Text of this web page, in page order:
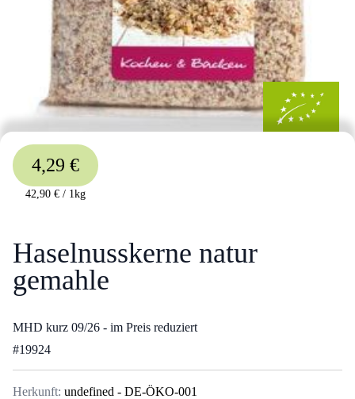
Haselnusskerne natur
gemahle
MHD kurz 09/26 - im Preis reduziert
#19924
Herkunft: undefined - DE-ÖKO-001
4,29 €
42,90 € / 1kg